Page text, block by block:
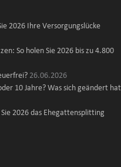
2026 Ihre Versorgungslücke
So holen Sie 2026 bis zu 4.800
26.06.2026
10 Jahre? Was sich geändert hat
2026 das Ehegattensplitting